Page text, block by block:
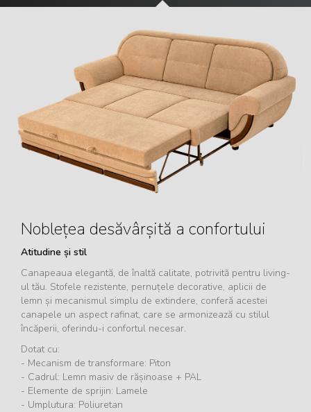
Noblețea desăvârșită a confortului
Atitudine și stil
Canapeaua elegantă, de înaltă calitate, potrivită pentru living-
ul tău. Stofele rezistente, pernuțele decorative, aplicii de
lemn și mecanismul simplu de extindere, conferă acestei
canapele un aspect rafinat, care se armonizează cu stilul
încăperii, oferindu-i confortul necesar.
Dotat cu:
- Mecanism de transformare: Piton
- Cadrul: Lemn masiv de rășinoase + PAL
- Elemente de sprijin: Lamele
- Umplutura: Poliuretan